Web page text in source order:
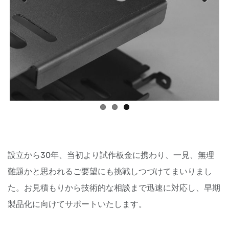
Previous
設立から30年、当初より試作板金に携わり、一見、無理
難題かと思われるご要望にも挑戦しつづけてまいりまし
た。お見積もりから技術的な相談まで迅速に対応し、早期
製品化に向けてサポートいたします。